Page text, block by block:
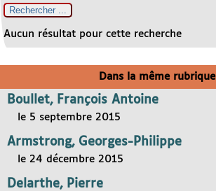
Aucun résultat pour cette recherche
Dans la même rubrique
Boullet, François Antoine
le 5 septembre 2015
Armstrong, Georges-Philippe
le 24 décembre 2015
Delarthe, Pierre